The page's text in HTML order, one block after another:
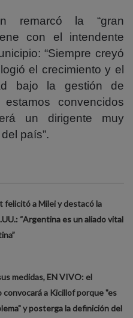
remarcó la “gran
con el intendente
“Siempre creyó
el crecimiento y el
bajo la gestión de
convencidos
un dirigente muy
país”.
felicitó a Milei y destacó la
“Argentina es un aliado vital
medidas, EN VIVO: el
a Kicillof porque "es
y posterga la definición del